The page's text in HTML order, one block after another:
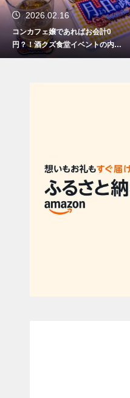
2026.02.16
ンカフェ嬢であればお会計0
？！酒クズ食堂イベントの内容
やばすぎる件について